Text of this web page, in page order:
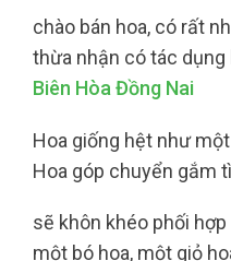
chào bán hoa, có rất
thừa nhận có tác dụng
Biên Hòa Đồng Nai
Hoa giống hệt như
Hoa góp chuyển gắm
sẽ khôn khéo phối
một bó hoa, một giỏ